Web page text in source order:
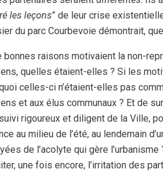
les leçons” de leur crise
du parc Courbevoie démontrait,
bonnes raisons motivaient la non-
quelles étaient-elles ? Si les
celles-ci n’étaient-elles pas
et aux élus communaux ? Et de
rigoureux et diligent de la Ville,
au milieu de l’été, au lendemain
de l’acolyte qui gère
une fois encore, l’irritation des